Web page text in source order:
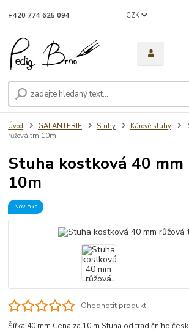
CZK
+420 774 625 094
Úvod GALANTERIE Stuhy Kárové stuhy
růžová tm 10m
Stuha kostková 40 mm
10m
Novinka
Ohodnotit produkt
Šířka 40 mm Cena za 10 m Stuha od tradičního